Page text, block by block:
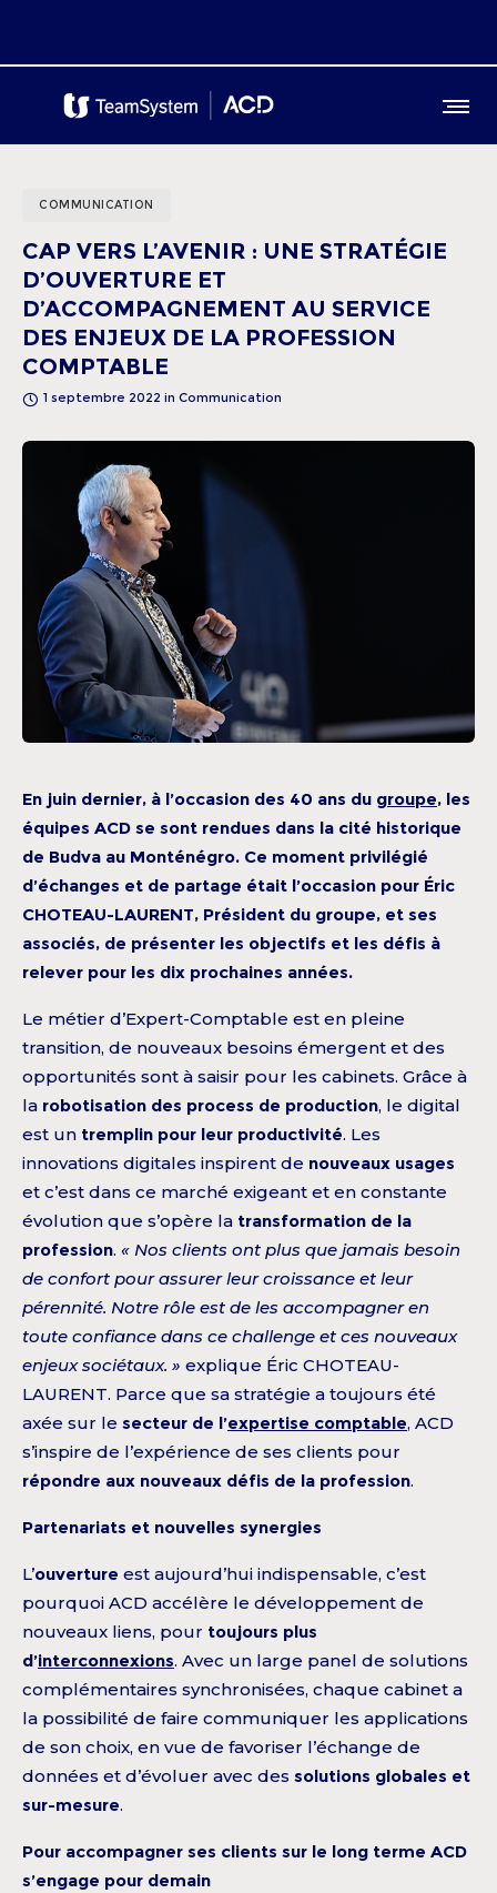
COMMUNICATION
CAP VERS L’AVENIR : UNE STRATÉGIE
D’OUVERTURE ET
D’ACCOMPAGNEMENT AU SERVICE
DES ENJEUX DE LA PROFESSION
COMPTABLE
1 septembre 2022 in Communication
En juin dernier, à l’occasion des 40 ans du groupe, les
équipes ACD se sont rendues dans la cité historique
de Budva au Monténégro. Ce moment privilégié
d’échanges et de partage était l’occasion pour Éric
CHOTEAU-LAURENT, Président du groupe, et ses
associés, de présenter les objectifs et les défis à
relever pour les dix prochaines années.
Le métier d’Expert-Comptable est en pleine
transition, de nouveaux besoins émergent et des
opportunités sont à saisir pour les cabinets. Grâce à
la robotisation des process de production, le digital
est un tremplin pour leur productivité. Les
innovations digitales inspirent de nouveaux usages
et c’est dans ce marché exigeant et en constante
évolution que s’opère la transformation de la
profession. « Nos clients ont plus que jamais besoin
de confort pour assurer leur croissance et leur
pérennité. Notre rôle est de les accompagner en
toute confiance dans ce challenge et ces nouveaux
enjeux sociétaux. » explique Éric CHOTEAU-
LAURENT. Parce que sa stratégie a toujours été
axée sur le secteur de l’expertise comptable, ACD
s’inspire de l’expérience de ses clients pour
répondre aux nouveaux défis de la profession.
Partenariats et nouvelles synergies
L’ouverture est aujourd’hui indispensable, c’est
pourquoi ACD accélère le développement de
nouveaux liens, pour toujours plus
d’interconnexions. Avec un large panel de solutions
complémentaires synchronisées, chaque cabinet a
la possibilité de faire communiquer les applications
de son choix, en vue de favoriser l’échange de
données et d’évoluer avec des solutions globales et
sur-mesure.
Pour accompagner ses clients sur le long terme ACD
s’engage pour demain